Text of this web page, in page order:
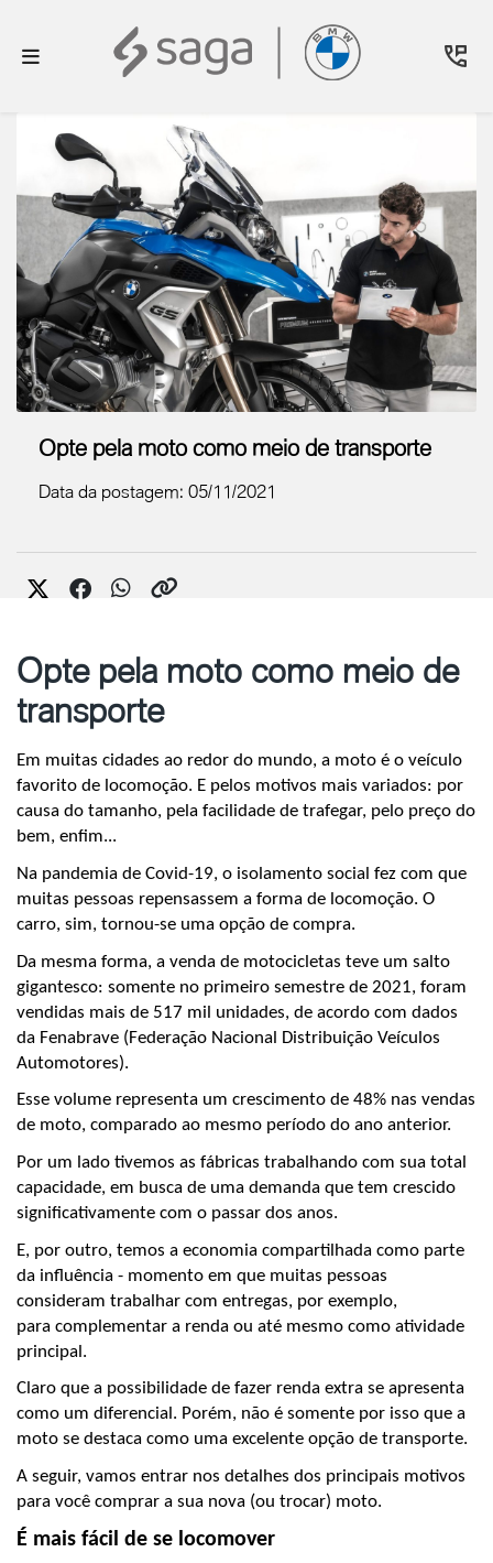
Opte pela moto como meio de transporte
Data da postagem: 05/11/2021
Opte pela moto como meio de
transporte
Em muitas cidades ao redor do mundo, a moto é o veículo
favorito de locomoção. E pelos motivos mais variados: por
causa do tamanho, pela facilidade de trafegar, pelo preço do
bem, enfim...
Na pandemia de Covid-19, o isolamento social fez com que
muitas pessoas repensassem a forma de locomoção. O
carro, sim, tornou-se uma opção de compra.
Da mesma forma, a venda de motocicletas teve um salto
gigantesco: somente no primeiro semestre de 2021, foram
vendidas mais de 517 mil unidades, de acordo com dados
da Fenabrave (Federação Nacional Distribuição Veículos
Automotores).
Esse volume representa um crescimento de 48% nas vendas
de moto, comparado ao mesmo período do ano anterior.
Por um lado tivemos as fábricas trabalhando com sua total
capacidade, em busca de uma demanda que tem crescido
significativamente com o passar dos anos.
E, por outro, temos a economia compartilhada como parte
da influência - momento em que muitas pessoas
consideram trabalhar com entregas, por exemplo,
para complementar a renda ou até mesmo como atividade
principal.
Claro que a possibilidade de fazer renda extra se apresenta
como um diferencial. Porém, não é somente por isso que a
moto se destaca como uma excelente opção de transporte.
A seguir, vamos entrar nos detalhes dos principais motivos
para você comprar a sua nova (ou trocar) moto.
É mais fácil de se locomover